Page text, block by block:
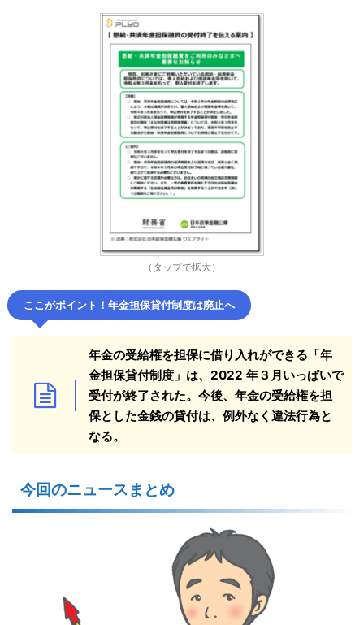
（タップで拡大）
ここがポイント！ 年金担保貸付制度は廃止へ
年金の受給権を担保に借り入れができる「年
金担保貸付制度」は、2022 年３月いっぱいで
受付が終了された。今後、年金の受給権を担
保とした金銭の貸付は、例外なく違法行為と
なる。
今回のニュースまとめ